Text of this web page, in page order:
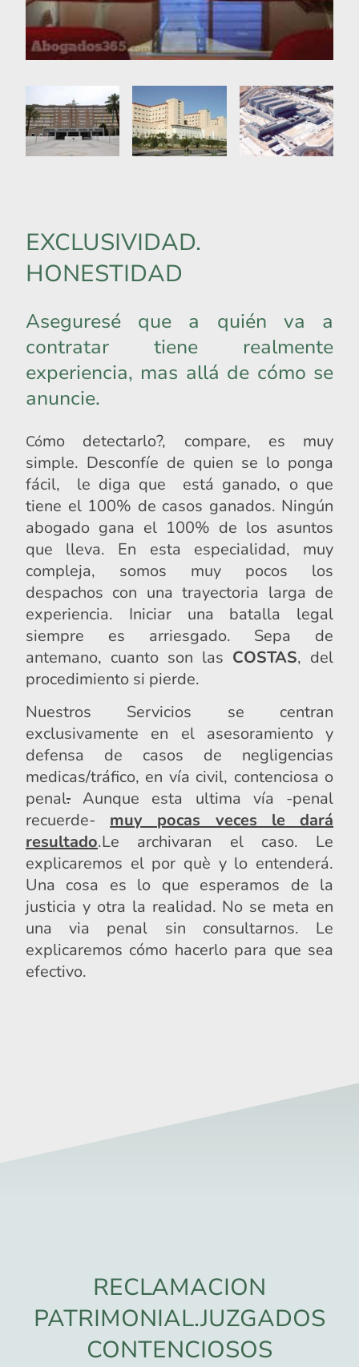
EXCLUSIVIDAD.
HONESTIDAD
Aseguresé que a quién va a
contratar tiene realmente
experiencia, mas allá de cómo se
anuncie.
Cómo detectarlo?, compare, es muy
simple. Desconfíe de quien se lo ponga
fácil, le diga que está ganado, o que
tiene el 100% de casos ganados. Ningún
abogado gana el 100% de los asuntos
que lleva. En esta especialidad, muy
compleja, somos muy pocos los
despachos con una trayectoria larga de
experiencia. Iniciar una batalla legal
siempre es arriesgado. Sepa de
antemano, cuanto son las COSTAS, del
procedimiento si pierde.
Nuestros Servicios se centran
exclusivamente en el asesoramiento y
defensa de casos de negligencias
medicas/tráfico, en vía civil, contenciosa o
penal. Aunque esta ultima vía -penal
recuerde-muy pocas veces le dará
resultado.Le archivaran el caso. Le
explicaremos el por què y lo entenderá.
Una cosa es lo que esperamos de la
justicia y otra la realidad. No se meta en
una via penal sin consultarnos. Le
explicaremos cómo hacerlo para que sea
efectivo.
RECLAMACION
PATRIMONIAL.JUZGADOS
CONTENCIOSOS